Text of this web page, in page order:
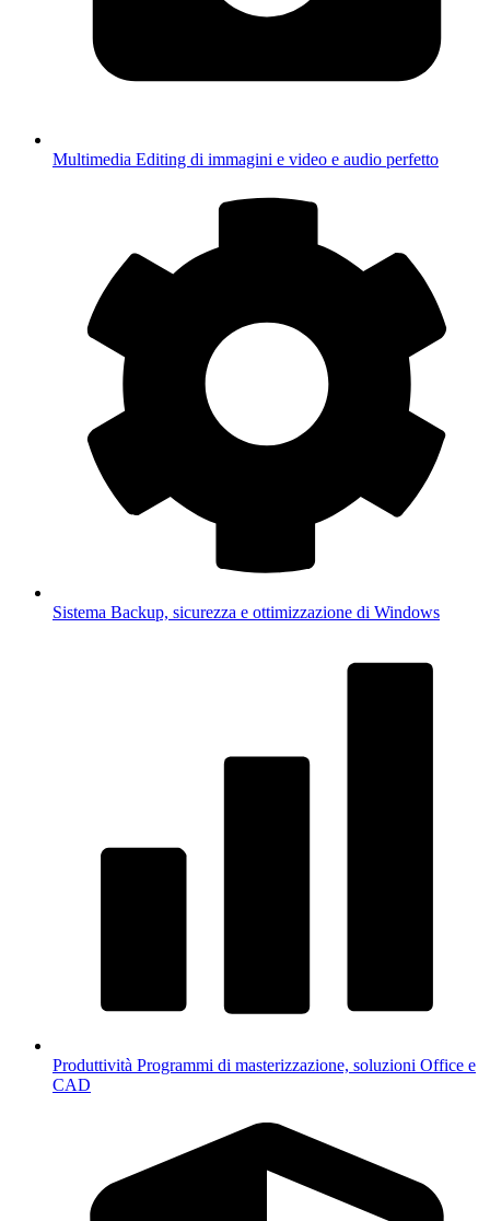
Multimedia Editing di immagini e video e audio perfetto
Sistema Backup, sicurezza e ottimizzazione di Windows
Produttività Programmi di masterizzazione, soluzioni Office e
CAD